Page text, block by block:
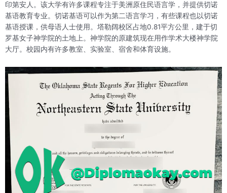
印第安人。该大学有许多课程专注于美洲原住民语言学，并提供切诺
基语教育专业。切诺基语可以作为第二语言学习，有些课程也以切诺
基语授课，供母语人士使用。塔勒阔校区占地0.81平方公里，建于切
罗基女子神学院的土地上。神学院的原建筑现在用作学术大楼神学院
大厅。校园内有许多教室、实验室、宿舍和体育设施。